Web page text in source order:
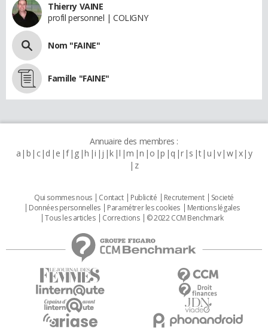
Thierry VAINE
profil personnel | COLIGNY
Nom "FAINE"
Famille "FAINE"
Annuaire des membres :
a b c d e f g h i j k l m n o p q r s t u v w x y
z
Qui sommes nous Contact Publicité Recrutement
Societé
Données personnelles
Paramétrer les cookies
Mentions légales
Tous les articles
Corrections © 2022 CCM Benchmark